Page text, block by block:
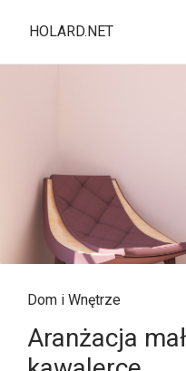
HOLARD.NET
Dom i Wnętrze
Aranżacja